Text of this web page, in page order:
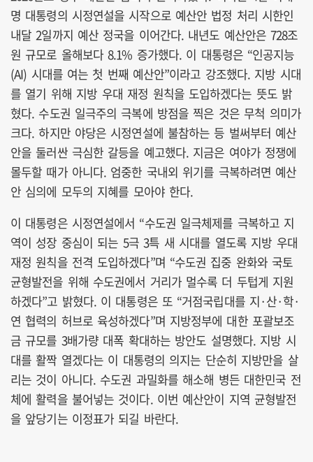
명 대통령의 시정연설을 시작으로 예산안 법정 처리 시한인
내달 2일까지 예산 정국을 이어간다. 내년도 예산안은 728조
원 규모로 올해보다 8.1% 증가했다. 이 대통령은 “인공지능
(AI) 시대를 여는 첫 번째 예산안”이라고 강조했다. 지방 시대
를 열기 위해 지방 우대 재정 원칙을 도입하겠다는 뜻도 밝
혔다. 수도권 일극주의 극복에 방점을 찍은 것은 무척 의미가
크다. 하지만 야당은 시정연설에 불참하는 등 벌써부터 예산
안을 둘러싼 극심한 갈등을 예고했다. 지금은 여야가 정쟁에
몰두할 때가 아니다. 엄중한 국내외 위기를 극복하려면 예산
안 심의에 모두의 지혜를 모아야 한다.
이 대통령은 시정연설에서 “수도권 일극체제를 극복하고 지
역이 성장 중심이 되는 5극 3특 새 시대를 열도록 지방 우대
재정 원칙을 전격 도입하겠다”며 “수도권 집중 완화와 국토
균형발전을 위해 수도권에서 거리가 멀수록 더 두텁게 지원
하겠다”고 밝혔다. 이 대통령은 또 “거점국립대를 지·산·학·
연 협력의 허브로 육성하겠다”며 지방정부에 대한 포괄보조
금 규모를 3배가량 대폭 확대하는 방안도 설명했다. 지방 시
대를 활짝 열겠다는 이 대통령의 의지는 단순히 지방만을 살
리는 것이 아니다. 수도권 과밀화를 해소해 병든 대한민국 전
체에 활력을 불어넣는 것이다. 이번 예산안이 지역 균형발전
을 앞당기는 이정표가 되길 바란다.